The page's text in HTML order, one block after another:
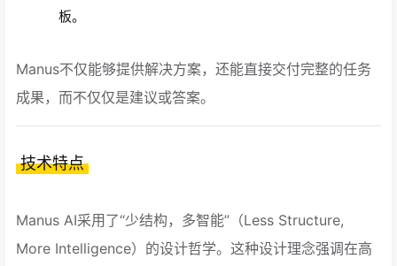
板。
Manus不仅能够提供解决方案，还能直接交付完整的任务
成果，而不仅仅是建议或答案。
技术特点
Manus AI采用了“少结构，多智能”（Less Structure,
More Intelligence）的设计哲学。这种设计理念强调在高